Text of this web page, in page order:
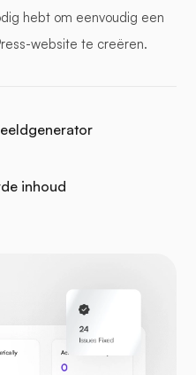
hebt om eenvoudig een
website te creëren.
inhoud